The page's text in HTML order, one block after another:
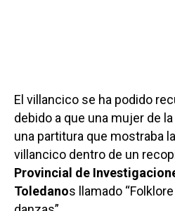
El villancico se ha podido
debido a que una mujer de
una partitura que mostraba
villancico dentro de un
Provincial de
Toledanos llamado